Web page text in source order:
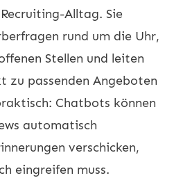
Alltag. Sie
rund um die Uhr,
Stellen und leiten
zu passenden Angeboten
Chatbots können
automatisch
verschicken,
eingreifen muss.